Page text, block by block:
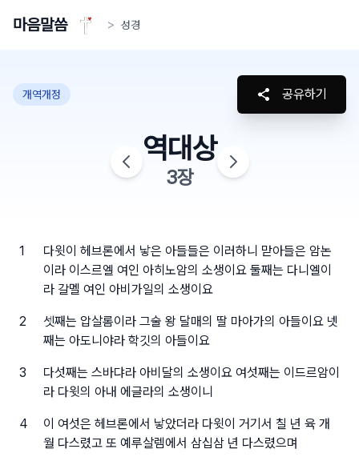
마음말씀 > 성경
개역개정 공유하기
역대상
3장
1
다윗이 헤브론에서 낳은 아들들은 이러하니 맏아들은 암논
이라 이스르엘 여인 아히노암의 소생이요 둘째는 다니엘이
라 갈멜 여인 아비가일의 소생이요
2
셋째는 압살롬이라 그술 왕 달매의 딸 마아가의 아들이요 넷
째는 아도니야라 학깃의 아들이요
3
다섯째는 스바댜라 아비달의 소생이요 여섯째는 이드르암이
라 다윗의 아내 에글라의 소생이니
4
이 여섯은 헤브론에서 낳았더라 다윗이 거기서 칠 년 육 개
월 다스렸고 또 예루살렘에서 삼십삼 년 다스렸으며